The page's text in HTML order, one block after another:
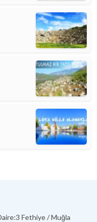
Fethiye / Muğla